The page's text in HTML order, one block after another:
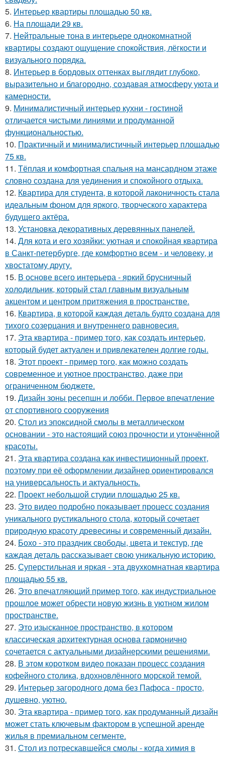
5. Интерьер квартиры площадью 50 кв.
6. На площади 29 кв.
7. Нейтральные тона в интерьере однокомнатной
квартиры создают ощущение спокойствия, лёгкости и
визуального порядка.
8. Интерьер в бордовых оттенках выглядит глубоко,
выразительно и благородно, создавая атмосферу уюта и
камерности.
9. Минималистичный интерьер кухни - гостиной
отличается чистыми линиями и продуманной
функциональностью.
10. Практичный и минималистичный интерьер площадью
75 кв.
11. Тёплая и комфортная спальня на мансардном этаже
словно создана для уединения и спокойного отдыха.
12. Квартира для студента, в которой лаконичность стала
идеальным фоном для яркого, творческого характера
будущего актёра.
13. Установка декоративных деревянных панелей.
14. Для кота и его хозяйки: уютная и спокойная квартира
в Санкт-петербурге, где комфортно всем - и человеку, и
хвостатому другу.
15. В основе всего интерьера - яркий брусничный
холодильник, который стал главным визуальным
акцентом и центром притяжения в пространстве.
16. Квартира, в которой каждая деталь будто создана для
тихого созерцания и внутреннего равновесия.
17. Эта квартира - пример того, как создать интерьер,
который будет актуален и привлекателен долгие годы.
18. Этот проект - пример того, как можно создать
современное и уютное пространство, даже при
ограниченном бюджете.
19. Дизайн зоны ресепшн и лобби. Первое впечатление
от спортивного сооружения
20. Стол из эпоксидной смолы в металлическом
основании - это настоящий союз прочности и утончённой
красоты.
21. Эта квартира создана как инвестиционный проект,
поэтому при её оформлении дизайнер ориентировался
на универсальность и актуальность.
22. Проект небольшой студии площадью 25 кв.
23. Это видео подробно показывает процесс создания
уникального рустикального стола, который сочетает
природную красоту древесины и современный дизайн.
24. Бохо - это праздник свободы, цвета и текстур, где
каждая деталь рассказывает свою уникальную историю.
25. Суперстильная и яркая - эта двухкомнатная квартира
площадью 55 кв.
26. Это впечатляющий пример того, как индустриальное
прошлое может обрести новую жизнь в уютном жилом
пространстве.
27. Это изысканное пространство, в котором
классическая архитектурная основа гармонично
сочетается с актуальными дизайнерскими решениями.
28. В этом коротком видео показан процесс создания
кофейного столика, вдохновлённого морской темой.
29. Интерьер загородного дома без Пафоса - просто,
душевно, уютно.
30. Эта квартира - пример того, как продуманный дизайн
может стать ключевым фактором в успешной аренде
жилья в премиальном сегменте.
31. Стол из потрескавшейся смолы - когда химия в